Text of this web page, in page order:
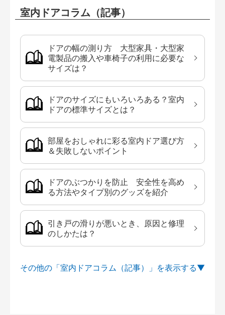
室内ドアコラム（記事）
ドアの幅の測り方 大型家具・大型家
電製品の搬入や車椅子の利用に必要な
サイズは？
ドアのサイズにもいろいろある？室内
ドアの標準サイズとは？
部屋をおしゃれに彩る室内ドア選び方
＆失敗しないポイント
ドアのぶつかりを防止 安全性を高め
る方法やタイプ別のグッズを紹介
引き戸の滑りが悪いとき、原因と修理
のしかたは？
その他の「室内ドアコラム（記事）」を